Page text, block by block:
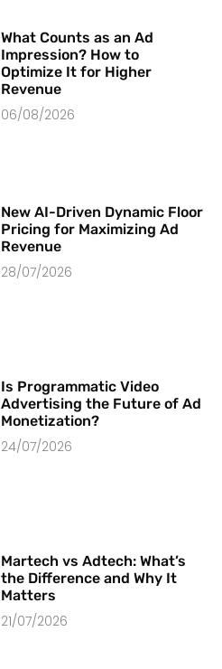
What Counts as an Ad
Impression? How to
Optimize It for Higher
Revenue
06/08/2026
New AI-Driven Dynamic Floor
Pricing for Maximizing Ad
Revenue
28/07/2026
Is Programmatic Video
Advertising the Future of Ad
Monetization?
24/07/2026
Martech vs Adtech: What’s
the Difference and Why It
Matters
21/07/2026